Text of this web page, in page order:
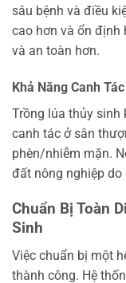
sâu bệnh và điều
cao hơn và ổn định
và an toàn hơn.
Khả Năng Canh
Trồng lúa thủy sinh
canh tác ở sân
phèn/nhiễm mặn.
đất nông nghiệp do
Chuẩn Bị Toàn
Sinh
Việc chuẩn bị một
thành công. Hệ